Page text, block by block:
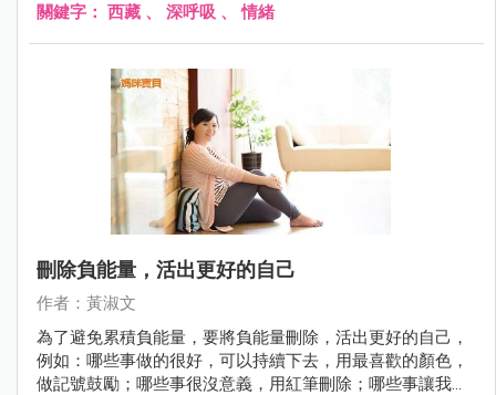
關鍵字： 西藏 、 深呼吸 、情緒
刪除負能量，活出更好的自己
作者：黃淑文
為了避免累積負能量，要將負能量刪除，活出更好的自己，
例如：哪些事做的很好，可以持續下去，用最喜歡的顏色，
做記號鼓勵；哪些事很沒意義，用紅筆刪除；哪些事讓我不